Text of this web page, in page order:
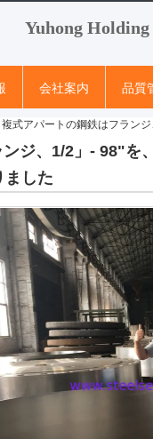
Yuhong
会社案内 品質
複式アパートの鋼鉄はフラン
ジ、1/2」- 98"を
ました